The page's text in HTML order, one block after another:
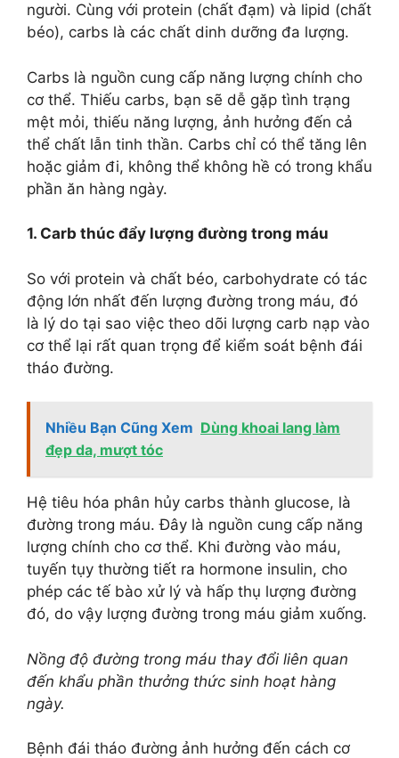
người. Cùng với protein (chất đạm) và lipid (chất
béo), carbs là các chất dinh dưỡng đa lượng.
Carbs là nguồn cung cấp năng lượng chính cho
cơ thể. Thiếu carbs, bạn sẽ dễ gặp tình trạng
mệt mỏi, thiếu năng lượng, ảnh hưởng đến cả
thể chất lẫn tinh thần. Carbs chỉ có thể tăng lên
hoặc giảm đi, không thể không hề có trong khẩu
phần ăn hàng ngày.
1. Carb thúc đẩy lượng đường trong máu
So với protein và chất béo, carbohydrate có tác
động lớn nhất đến lượng đường trong máu, đó
là lý do tại sao việc theo dõi lượng carb nạp vào
cơ thể lại rất quan trọng để kiểm soát bệnh đái
tháo đường.
Nhiều Bạn Cũng Xem Dùng khoai lang làm
đẹp da, mượt tóc
Hệ tiêu hóa phân hủy carbs thành glucose, là
đường trong máu. Đây là nguồn cung cấp năng
lượng chính cho cơ thể. Khi đường vào máu,
tuyến tụy thường tiết ra hormone insulin, cho
phép các tế bào xử lý và hấp thụ lượng đường
đó, do vậy lượng đường trong máu giảm xuống.
Nồng độ đường trong máu thay đổi liên quan
đến khẩu phần thưởng thức sinh hoạt hàng
ngày.
Bệnh đái tháo đường ảnh hưởng đến cách cơ